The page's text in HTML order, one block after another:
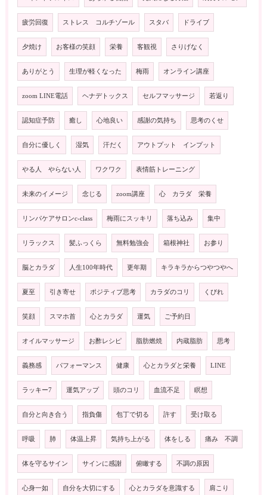
疲労回復 ストレス コルチゾール スタバ ドライブ
夕焼け お客様の笑顔 栄養 客観視 さりげなく
ありがとう 生理が軽くなった 梅雨 オンライン講座
zoom LINE電話 ヘナデトックス セルフマッサージ 若返り
認知症予防 癒し 心地良い 感謝の気持ち 思考のくせ
自分に優しく 湿気 汗だく アウトプット インプット
やる人 やらない人 ワクワク 表情筋トレーニング
未来のイメージ 念じる zoom講座 心 カラダ 栄養
リンパケアサロンc-class 梅雨にスッキリ 落ち込み 集中
リラックス 髪ふっくら 無料勉強会 箱根神社 お参り
脳とカラダ 人生100年時代 更年期 キラキラからつやつやへ
夏至 引き寄せ ポジティブ思考 カラダのコリ くびれ
笑顔 スマホ首 心とカラダ 運気 ご予約日
オイルマッサージ お酢レシピ 脂肪燃焼 内蔵脂肪 思考
義務感 パフォーマンス 健康 心とカラダと栄養 LINE
ラッキー7 運気アップ 頭のコリ 血流不足 瞑想
自分と向き合う 指負傷 包丁で切る 許す 受け取る
呼吸 肺 体温上昇 気持ち上がる 体をしる 痛み 不調
体を守るサイン サインに感謝 俯瞰する 不調の原因
心身一如 自分を大切にする 心とカラダを意識する 肩こり